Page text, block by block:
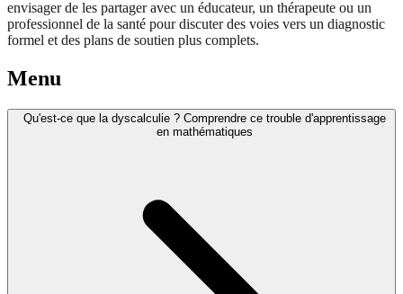
envisager de les partager avec un éducateur, un thérapeute ou un
professionnel de la santé pour discuter des voies vers un diagnostic
formel et des plans de soutien plus complets.
Menu
Qu'est-ce que la dyscalculie ? Comprendre ce trouble d'apprentissage
en mathématiques